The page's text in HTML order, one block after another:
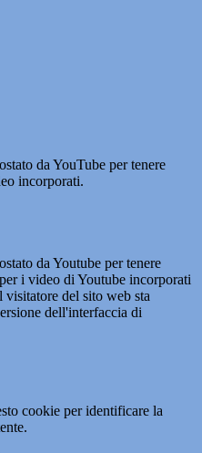
da YouTube per tenere
incorporati.
da Youtube per tenere
i video di Youtube incorporati
visitatore del sito web sta
dell'interfaccia di
cookie per identificare la